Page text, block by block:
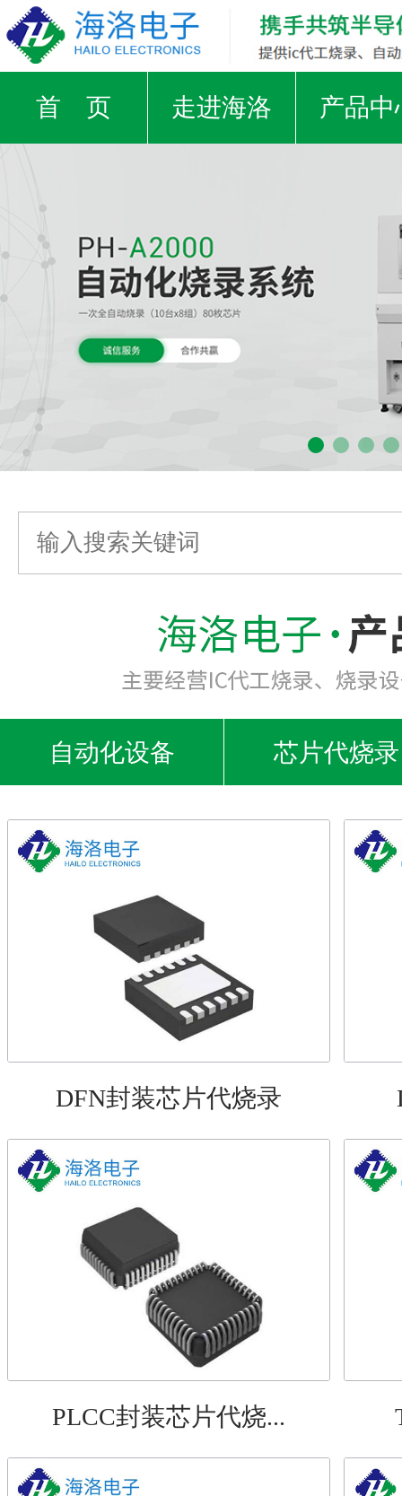
首 页 走进海洛 产品中
视频中心 新闻资讯
自动化设备 芯片代烧录
DFN封装芯片代烧录
PLCC封装芯片代烧...